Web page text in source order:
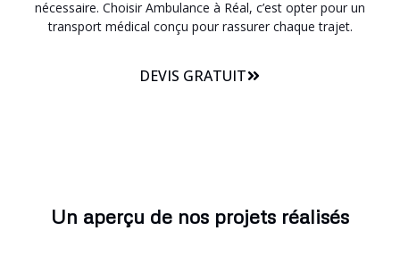
nécessaire. Choisir Ambulance à Réal, c’est opter pour un
transport médical conçu pour rassurer chaque trajet.
DEVIS GRATUIT
Un aperçu de nos projets réalisés